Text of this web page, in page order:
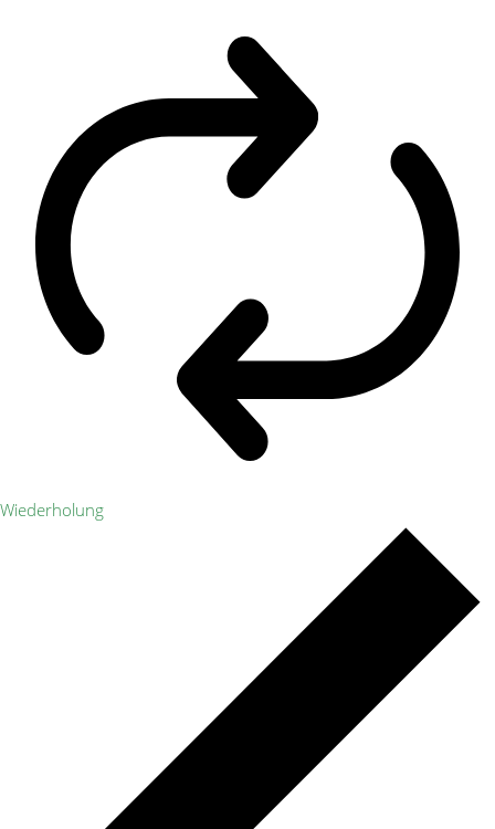
Wiederholung